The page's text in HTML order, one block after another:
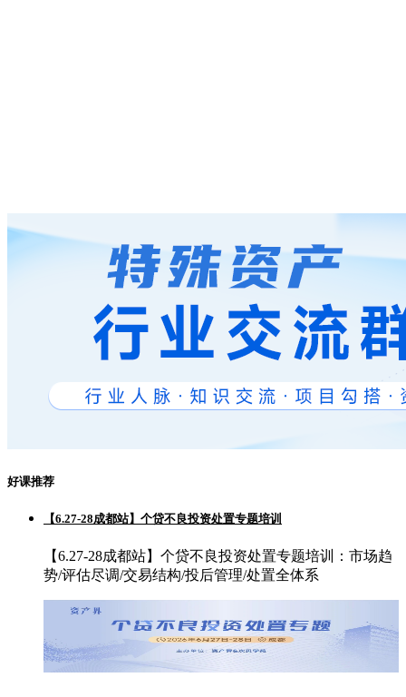
好课推荐
【6.27-28成都站】个贷不良投资处置专题培训
【6.27-28成都站】个贷不良投资处置专题培训：市场趋
势/评估尽调/交易结构/投后管理/处置全体系